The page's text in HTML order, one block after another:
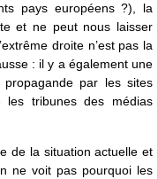
pays européens ?), la
et ne peut nous laisser
droite n’est pas la
: il y a également une
par les sites
les tribunes des médias
de la situation actuelle et
ne voit pas pourquoi les